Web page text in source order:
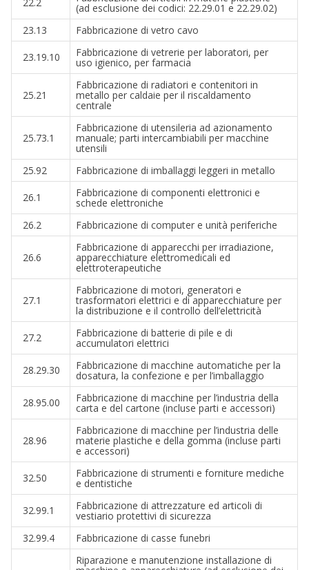
(ad esclusione dei codici: 22.29.01 e 22.29.02)
23.13
Fabbricazione di vetro cavo
23.19.10 Fabbricazione di vetrerie per laboratori, per
uso igienico, per farmacia
25.21
Fabbricazione di radiatori e contenitori in
metallo per caldaie per il riscaldamento
centrale
25.73.1
Fabbricazione di utensileria ad azionamento
manuale; parti intercambiabili per macchine
utensili
25.92
Fabbricazione di imballaggi leggeri in metallo
26.1 Fabbricazione di componenti elettronici e
schede elettroniche
26.2
Fabbricazione di computer e unità periferiche
26.6
Fabbricazione di apparecchi per irradiazione,
apparecchiature elettromedicali ed
elettroterapeutiche
27.1
Fabbricazione di motori, generatori e
trasformatori elettrici e di apparecchiature per
la distribuzione e il controllo dell’elettricità
27.2 Fabbricazione di batterie di pile e di
accumulatori elettrici
28.29.30 Fabbricazione di macchine automatiche per la
dosatura, la confezione e per l’imballaggio
28.95.00 Fabbricazione di macchine per l’industria della
carta e del cartone (incluse parti e accessori)
28.96
Fabbricazione di macchine per l’industria delle
materie plastiche e della gomma (incluse parti
e accessori)
32.50 Fabbricazione di strumenti e forniture mediche
e dentistiche
32.99.1 Fabbricazione di attrezzature ed articoli di
vestiario protettivi di sicurezza
32.99.4
Fabbricazione di casse funebri
Riparazione e manutenzione installazione di